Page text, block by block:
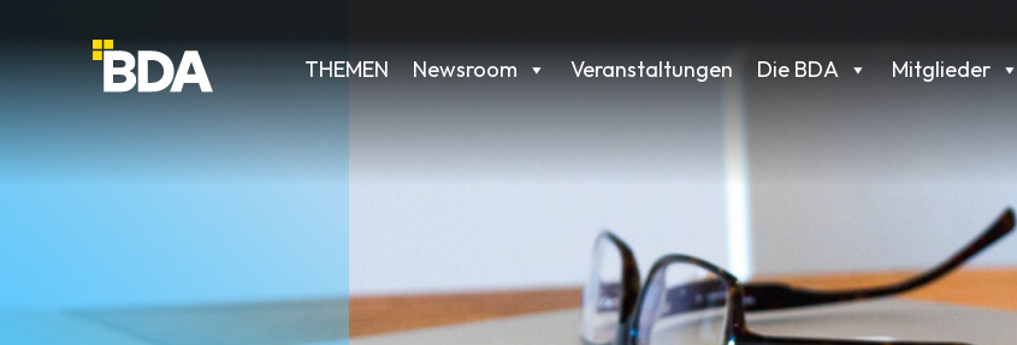
THEMEN Newsroom Veranstaltungen Die BDA Mitglieder